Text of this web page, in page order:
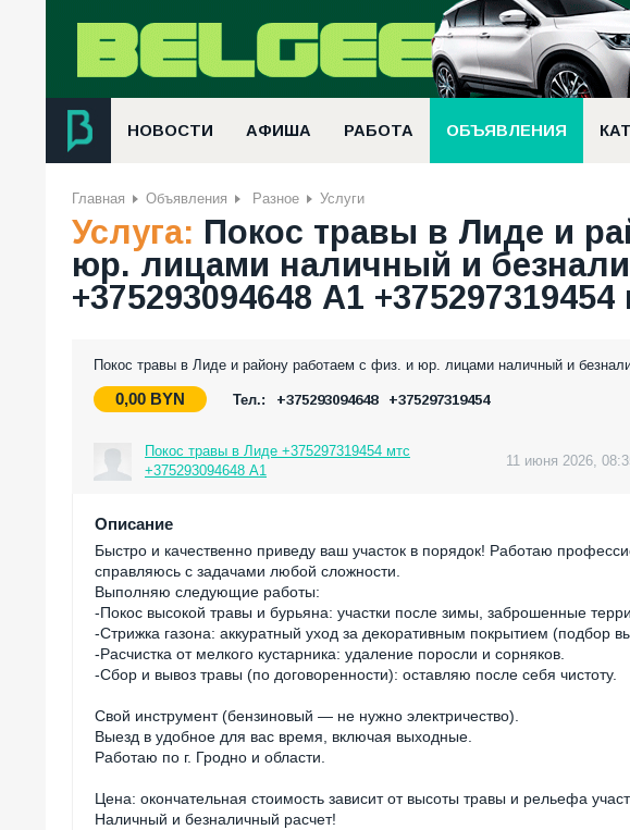
НОВОСТИ АФИША РАБОТА ОБЪЯВЛЕНИЯ
Главная Объявления Разное Услуги
Услуга: Покос травы в Лиде и
юр. лицами наличный и
+375293094648 А1 +375297319454
Покос травы в Лиде и району работаем с физ. и юр. лицами наличный и
0,00 BYN Тел.: +375293094648 +375297319454
Покос травы в Лиде +375297319454 мтс
+375293094648 А1
11 июня 2026,
Описание
Быстро и качественно приведу ваш участок в порядок! Работаю
справляюсь с задачами любой сложности.
Выполняю следующие работы:
-Покос высокой травы и бурьяна: участки после зимы, заброшенные
-Стрижка газона: аккуратный уход за декоративным покрытием (подбор
-Расчистка от мелкого кустарника: удаление поросли и сорняков.
-Сбор и вывоз травы (по договоренности): оставляю после себя чистоту.
Свой инструмент (бензиновый — не нужно электричество).
Выезд в удобное для вас время, включая выходные.
Работаю по г. Гродно и области.
Цена: окончательная стоимость зависит от высоты травы и рельефа
Наличный и безналичный расчет!